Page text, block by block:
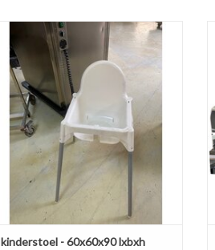
kinderstoel - 60x60x90 lxbxh (Gebruikt)
TOEVOEGEN AAN WINKELWAGEN
kinderstoel - 60x60x90 lxbxh